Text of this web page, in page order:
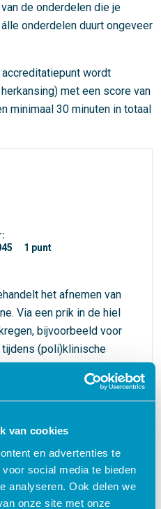
van cookies
en advertenties te
social media te bieden
analyseren. Ook delen we
onze site met onze
de onderdelen die je
onderdelen duurt ongeveer
wordt
met een score van
minimaal 30 minuten in totaal
1 punt
het afnemen van
Via een prik in de hiel
bijvoorbeeld voor
(poli)klinische
RIVM. De hielprik is een